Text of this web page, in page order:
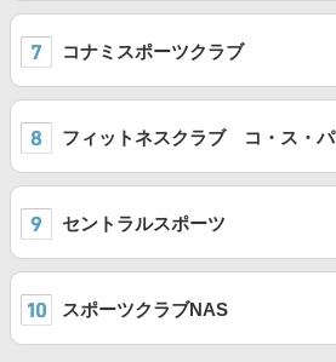
コナミスポーツクラブ
フィットネスクラブ コ・ス・パ
セントラルスポーツ
スポーツクラブNAS